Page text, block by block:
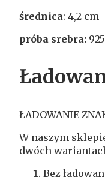
średnica: 4,2 cm
próba srebra: 925
ŁADOWANIE
W naszym
dwóch
Bez